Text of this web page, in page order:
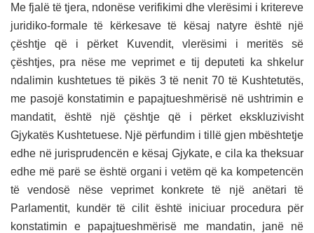
Me fjalë të tjera, ndonëse verifikimi dhe vlerësimi i kritereve
juridiko-formale të kërkesave të kësaj natyre është një
çështje që i përket Kuvendit, vlerësimi i meritës së
çështjes, pra nëse me veprimet e tij deputeti ka shkelur
ndalimin kushtetues të pikës 3 të nenit 70 të Kushtetutës,
me pasojë konstatimin e papajtueshmërisë në ushtrimin e
mandatit, është një çështje që i përket ekskluzivisht
Gjykatës Kushtetuese. Një përfundim i tillë gjen mbështetje
edhe në jurisprudencën e kësaj Gjykate, e cila ka theksuar
edhe më parë se është organi i vetëm që ka kompetencën
të vendosë nëse veprimet konkrete të një anëtari të
Parlamentit, kundër të cilit është iniciuar procedura për
konstatimin e papajtueshmërisë me mandatin, janë në